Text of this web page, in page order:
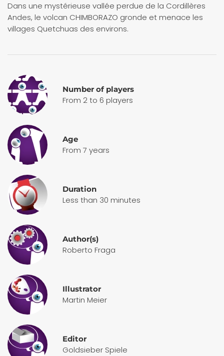
Dans une mystérieuse vallée perdue de la Cordillères
Andes, le volcan CHIMBORAZO gronde et menace les
villages Quetchuas des environs.
Number of players
From 2 to 6 players
Age
From 7 years
Duration
Less than 30 minutes
Author(s)
Roberto Fraga
Illustrator
Martin Meier
Editor
Goldsieber Spiele